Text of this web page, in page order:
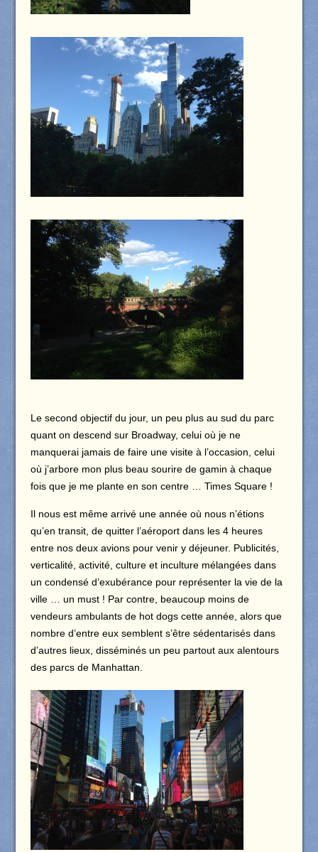
Le second objectif du jour, un peu plus au sud du parc
quant on descend sur Broadway, celui où je ne
manquerai jamais de faire une visite à l’occasion, celui
où j’arbore mon plus beau sourire de gamin à chaque
fois que je me plante en son centre … Times Square !
Il nous est même arrivé une année où nous n’étions
qu’en transit, de quitter l’aéroport dans les 4 heures
entre nos deux avions pour venir y déjeuner. Publicités,
verticalité, activité, culture et inculture mélangées dans
un condensé d’exubérance pour représenter la vie de la
ville … un must ! Par contre, beaucoup moins de
vendeurs ambulants de hot dogs cette année, alors que
nombre d’entre eux semblent s’être sédentarisés dans
d’autres lieux, disséminés un peu partout aux alentours
des parcs de Manhattan.